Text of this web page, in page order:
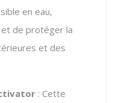
en eau,
de protéger la
et des
: Cette